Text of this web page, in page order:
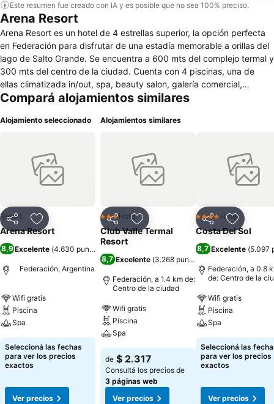
Este resumen fue creado con IA y es posible que no sea 100% preciso.
Arena Resort
Arena Resort es un hotel de 4 estrellas superior, la opción perfecta
en Federación para disfrutar de una estadía memorable a orillas del
lago de Salto Grande. Se encuentra a 600 mts del complejo termal y
300 mts del centro de la ciudad. Cuenta con 4 piscinas, una de
ellas climatizada in/out, spa, beauty salon, galería comercial,
playroom con mesa de pool y Playstation 3, kinder, gym, bicicletas
Compará alojamientos similares
Alojamiento seleccionado
CompartirAñadir a favoritos
Resort
Arena Resort
8,9Excelente (4.630 puntuaciones
Federación, Argentina
Wifi gratis
Piscina
Spa
Seleccioná las fechas
para ver los precios
exactos
Ver precios
Alojamientos similares
CompartirAñadir a favoritos
3 Estrellas
Hotel
Club Valle Termal
Resort
8,7 Excelente (3.268 puntuaciones
Federación, a 1.4 km de:
Centro de la ciudad
Wifi gratis
Piscina
Spa
de $ 2.317
Consultá los precios de
3 páginas web
Ver precios
CompartirAñadir
4 EstrellasHotel
Costa Del Sol
8,7 Excelente (5.097
Federación, a 0.8
de: Centro de la
Wifi gratis
Piscina
Spa
Seleccioná las
para ver los precios
exactos
Ver precios